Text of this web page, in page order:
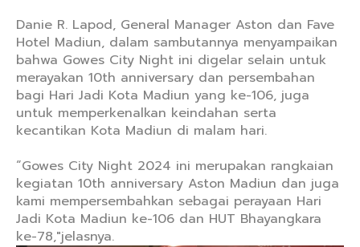
Danie R. Lapod, General Manager Aston dan Fave
Hotel Madiun, dalam sambutannya menyampaikan
bahwa Gowes City Night ini digelar selain untuk
merayakan 10th anniversary dan persembahan
bagi Hari Jadi Kota Madiun yang ke-106, juga
untuk memperkenalkan keindahan serta
kecantikan Kota Madiun di malam hari.
“Gowes City Night 2024 ini merupakan rangkaian
kegiatan 10th anniversary Aston Madiun dan juga
kami mempersembahkan sebagai perayaan Hari
Jadi Kota Madiun ke-106 dan HUT Bhayangkara
ke-78,"jelasnya.